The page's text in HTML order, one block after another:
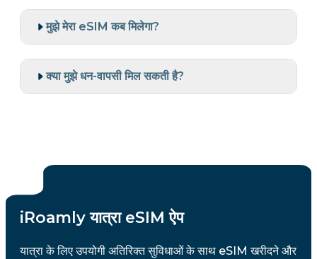
मुझे मेरा eSIM कब मिलेगा?
क्या मुझे धन-वापसी मिल सकती है?
iRoamly यात्रा eSIM ऐप
यात्रा के लिए उपयोगी अतिरिक्त सुविधाओं के साथ eSIM खरीदने और